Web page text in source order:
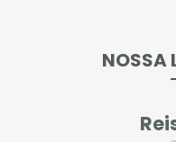
NOSSA